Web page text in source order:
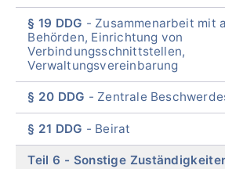
§ 19 DDG
Zusammenarbeit mit
Behörden, Einrichtung von
Verbindungsschnittstellen,
Verwaltungsvereinbarung
§ 20 DDG Zentrale
§ 21 DDG Beirat
Teil 6 Sonstige